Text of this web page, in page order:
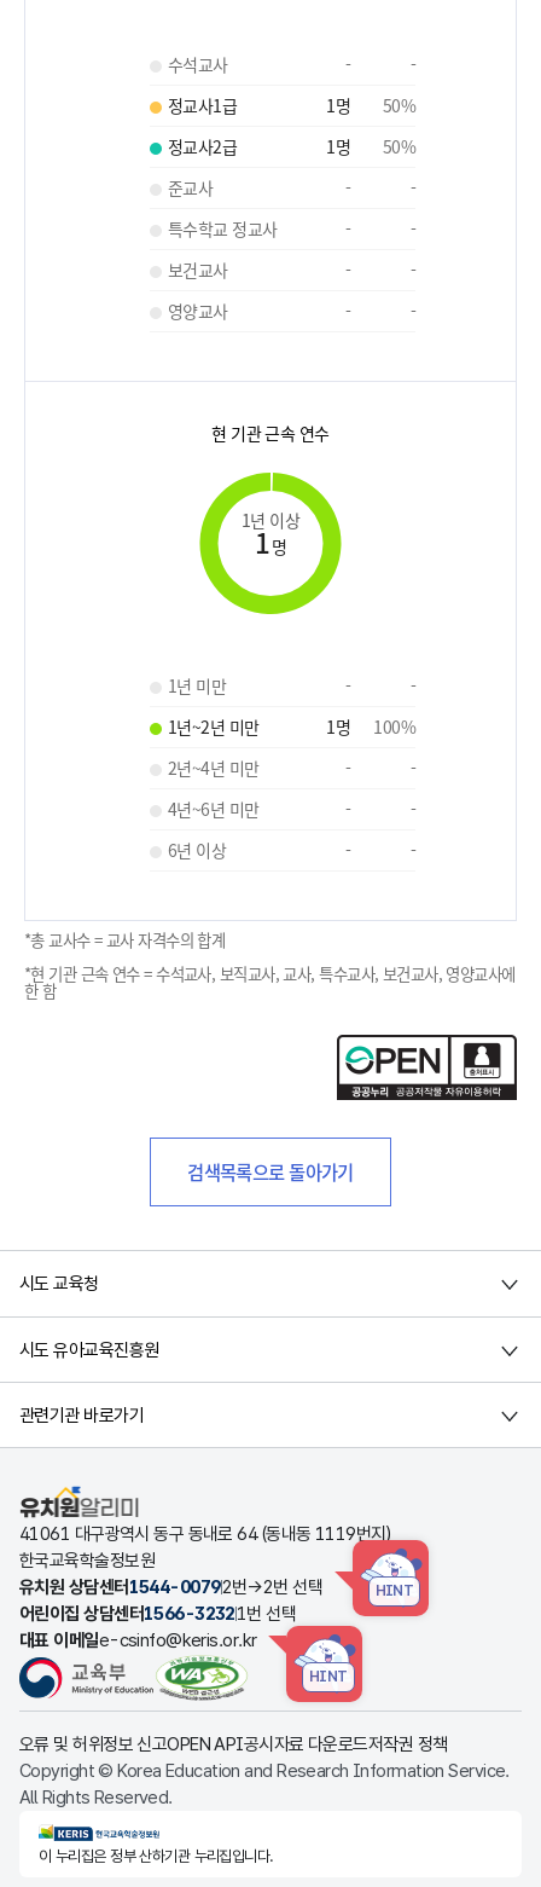
수석교사 -
-
정교사1급
1명 50%
정교사2급
1명 50%
준교사
-
-
특수학교 정교사
-
-
보건교사
-
-
영양교사
- -
현 기관 근속 연수
1년 이상
1명
1년 미만 -
-
1년~2년 미만
1명 100%
2년~4년 미만
-
-
4년~6년 미만
-
-
6년 이상
- -
*총 교사수 = 교사 자격수의 합계
*현 기관 근속 연수 = 수석교사, 보직교사, 교사, 특수교사, 보건교사, 영양교사에
한 함
검색목록으로 돌아가기
시도 교육청
시도 유아교육진흥원
관련기관 바로가기
유치원알리미
41061 대구광역시 동구 동내로 64 (동내동 1119번지)
한국교육학술정보원
유치원 상담센터 1544-00792번→2번 선택 HINT
어린이집 상담센터1566-32321번 선택
대표 이메일e-csinfo@keris.or.kr
HINT
오류 및 허위정보 신고OPEN API공시자료 다운로드저작권 정책
Copyright © Korea Education and Research Information Service.
All Rights Reserved.
KERIS한국교육학술정보원
이 누리집은 정부 산하기관 누리집입니다.